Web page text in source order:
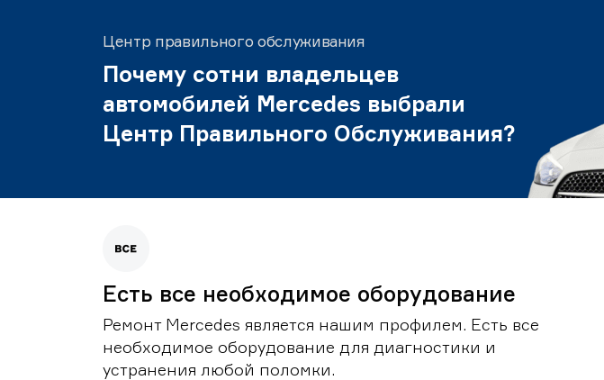
Центр правильного обслуживания
Почему сотни владельцев
автомобилей Mercedes выбрали
Центр Правильного Обслуживания?
Есть все необходимое оборудование
Ремонт Mercedes является нашим профилем. Есть все
необходимое оборудование для диагностики и
устранения любой поломки.